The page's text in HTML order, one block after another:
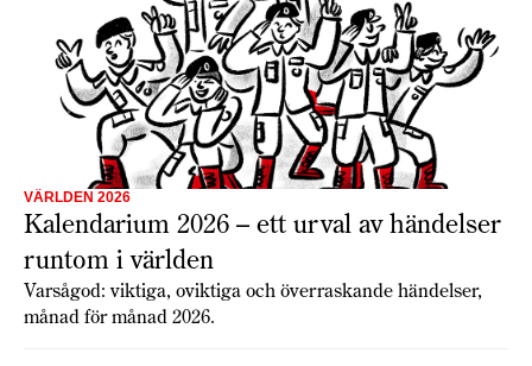
VÄRLDEN 2026
Kalendarium 2026 – ett urval av händelser
runtom i världen
Varsågod: viktiga, oviktiga och överraskande händelser,
månad för månad 2026.